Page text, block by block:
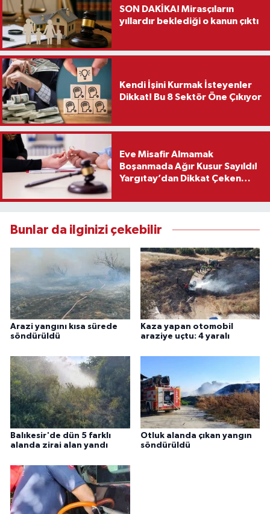
SON DAKİKA! Mirasçıların
yıllardır beklediği o kanun çıktı
Kendi İşini Kurmak İsteyenler
Dikkat! Bu 8 Sektör Öne Çıkıyor
Eve Misafir Almamak
Boşanmada Ağır Kusur Sayıldı!
Yargıtay’dan Dikkat Çeken
Bunlar da ilginizi çekebilir
Arazi yangını kısa sürede
söndürüldü
Kaza yapan otomobil
araziye uçtu: 4 yaralı
Balıkesir'de dün 5 farklı
alanda zirai alan yandı
Otluk alanda çıkan yangın
söndürüldü